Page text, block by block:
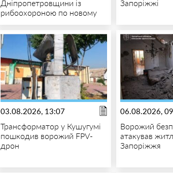
Дніпропетровщини із
рибоохороною по новому
Запоріжжі
03.08.2026, 13:07
Трансформатор у Кушугумі
пошкодив ворожий FPV-
дрон
06.08.2026,
Ворожий
атакував
Запоріжжя